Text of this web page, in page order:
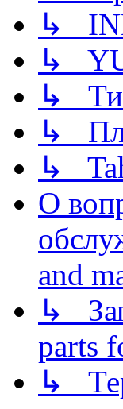
↳
↳
↳
↳
↳
О
and
↳
parts
↳